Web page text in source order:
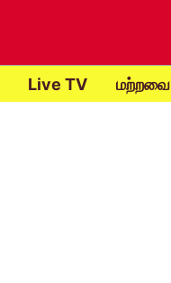
Live TV மற்றவை